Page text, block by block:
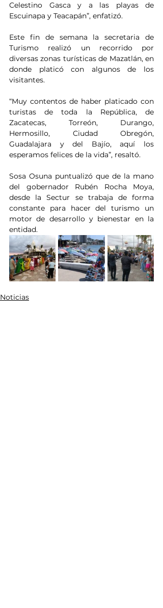
Celestino Gasca y a las playas de
Escuinapa y Teacapán”, enfatizó.
Este fin de semana la secretaria de
Turismo realizó un recorrido por
diversas zonas turísticas de Mazatlán, en
donde platicó con algunos de los
visitantes.
“Muy contentos de haber platicado con
turistas de toda la República, de
Zacatecas, Torreón, Durango,
Hermosillo, Ciudad Obregón,
Guadalajara y del Bajío, aquí los
esperamos felices de la vida”, resaltó.
Sosa Osuna puntualizó que de la mano
del gobernador Rubén Rocha Moya,
desde la Sectur se trabaja de forma
constante para hacer del turismo un
motor de desarrollo y bienestar en la
entidad.
Noticias